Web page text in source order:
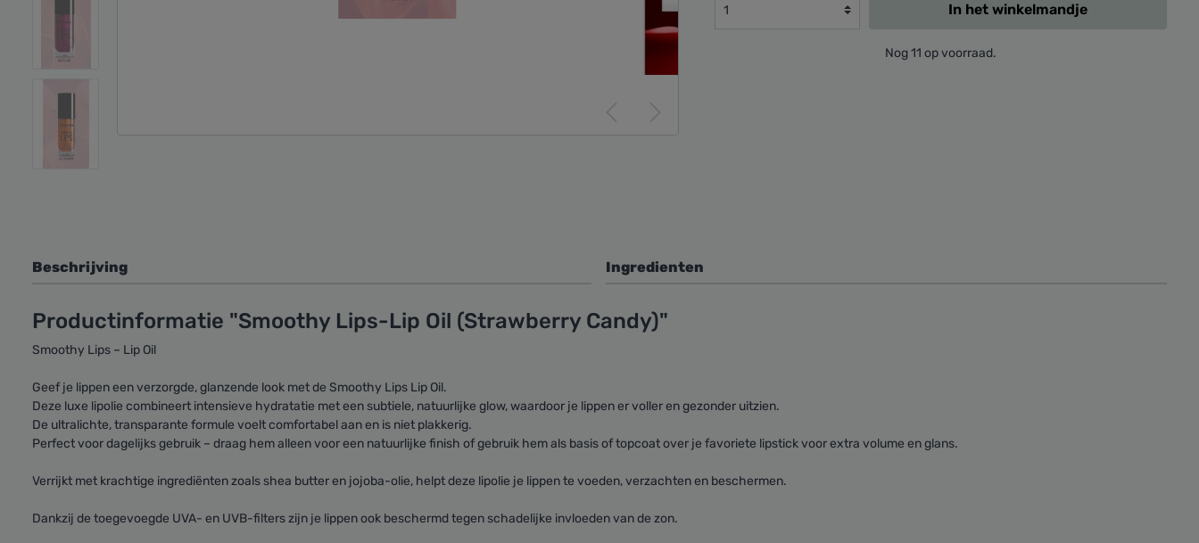
In het winkelmandje
Nog 11 op voorraad.
Beschrijving Ingredienten
Productinformatie "Smoothy Lips-Lip Oil (Strawberry Candy)"
Smoothy Lips – Lip Oil
Geef je lippen een verzorgde, glanzende look met de Smoothy Lips Lip Oil.
Deze luxe lipolie combineert intensieve hydratatie met een subtiele, natuurlijke glow, waardoor je lippen er voller en gezonder uitzien.
De ultralichte, transparante formule voelt comfortabel aan en is niet plakkerig.
Perfect voor dagelijks gebruik – draag hem alleen voor een natuurlijke finish of gebruik hem als basis of topcoat over je favoriete lipstick voor extra volume en glans.
Verrijkt met krachtige ingrediënten zoals shea butter en jojoba-olie, helpt deze lipolie je lippen te voeden, verzachten en beschermen.
Dankzij de toegevoegde UVA- en UVB-filters zijn je lippen ook beschermd tegen schadelijke invloeden van de zon.